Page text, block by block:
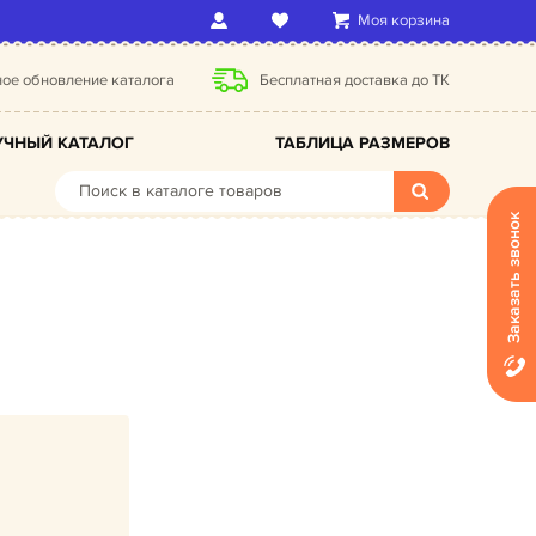
Моя корзина
обновление каталога Бесплатная доставка до ТК
КАТАЛОГ ТАБЛИЦА РАЗМЕРОВ
Заказать звонок